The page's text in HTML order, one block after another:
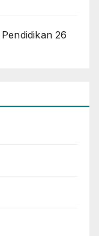
26